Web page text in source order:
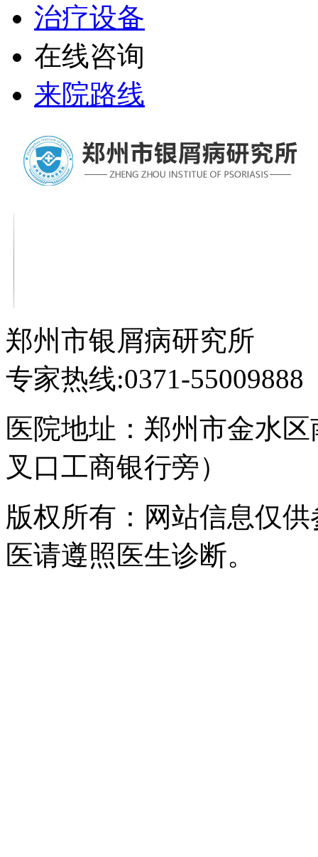
治疗设备
在线咨询
来院路线
郑州市银屑病研究所
专家热线:0371-55009888
医院地址：郑州市金水
叉口工商银行旁）
版权所有：网站信息仅
医请遵照医生诊断。